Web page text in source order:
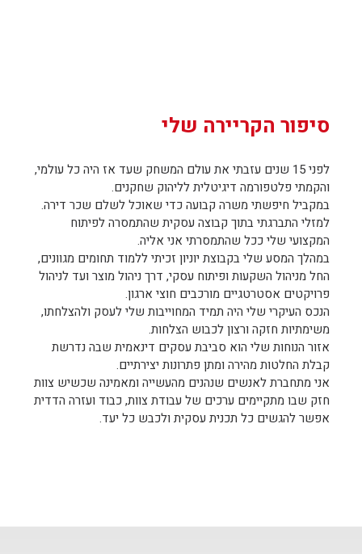
סיפור הקריירה שלי
לפני 15 שנים עזבתי את עולם המשחק שעד אז היה כל עולמי,
והקמתי פלטפורמה דיגיטלית לליהוק שחקנים.
במקביל חיפשתי משרה קבועה כדי שאוכל לשלם שכר דירה.
למזלי התברגתי בתוך קבוצה עסקית שהתמסרה לפיתוח
המקצועי שלי ככל שהתמסרתי אני אליה.
במהלך המסע שלי בקבוצת יוניון זכיתי ללמוד תחומים מגוונים,
החל מניהול השקעות ופיתוח עסקי, דרך ניהול מוצר ועד לניהול
פרויקטים אסטרטגיים מורכבים חוצי ארגון.
הנכס העיקרי שלי היה תמיד המחוייבות שלי לעסק ולהצלחתו,
משימתיות חזקה ורצון לכבוש הצלחות.
אזור הנוחות שלי הוא סביבת עסקים דינאמית שבה נדרשת
קבלת החלטות מהירה ומתן פתרונות יצירתיים.
אני מתחברת לאנשים שנהנים מהעשייה ומאמינה שכשיש צוות
חזק שבו מתקיימים ערכים של עבודת צוות, כבוד ועזרה הדדית
אפשר להגשים כל תכנית עסקית ולכבש כל יעד.